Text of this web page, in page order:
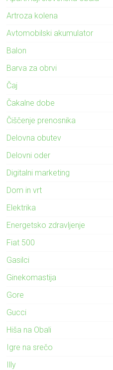
Artroza kolena
Avtomobilski akumulator
Balon
Barva za obrvi
Čaj
Čakalne dobe
Čiščenje prenosnika
Delovna obutev
Delovni oder
Digitalni marketing
Dom in vrt
Elektrika
Energetsko zdravljenje
Fiat 500
Gasilci
Ginekomastija
Gore
Gucci
Hiša na Obali
Igre na srečo
Illy